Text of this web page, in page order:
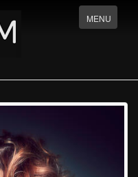
Menu
MENU